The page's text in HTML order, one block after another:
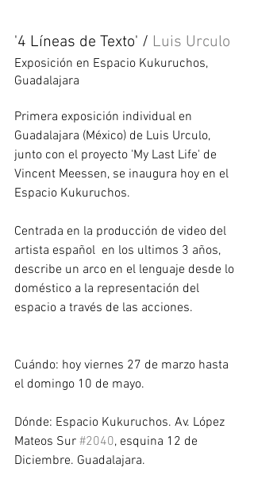
'4 Líneas de Texto' / Luis Urculo
Exposición en Espacio Kukuruchos,
Guadalajara
Primera exposición individual en
Guadalajara (México) de Luis Urculo,
junto con el proyecto 'My Last Life' de
Vincent Meessen, se inaugura hoy en el
Espacio Kukuruchos.
Centrada en la producción de video del
artista español  en los ultimos 3 años,
describe un arco en el lenguaje desde lo
doméstico a la representación del
espacio a través de las acciones.
Cuándo: hoy viernes 27 de marzo hasta
el domingo 10 de mayo.
Dónde: Espacio Kukuruchos. Av. López
Mateos Sur #2040, esquina 12 de
Diciembre. Guadalajara.